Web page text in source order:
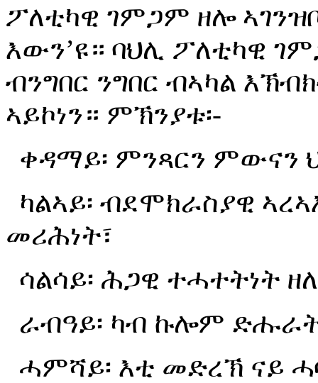
ፖለቲካዊ ገምጋም ዘሎ
እውን’ዩ። ባህሊ ፖለቲካዊ
ብንግበር ንግበር ብኣካል
ኣይኮነን። ምኽንያቱ፡-
ቀዳማይ፡ ምንጻርን ምውናን
ካልኣይ፡ ብደሞክራስያዊ
መሪሕነት፣
ሳልሳይ፡ ሕጋዊ ተሓተትነት
ራብዓይ፡ ካብ ኩሎም
ሓምሻይ፡ እቲ መድረኽ ናይ